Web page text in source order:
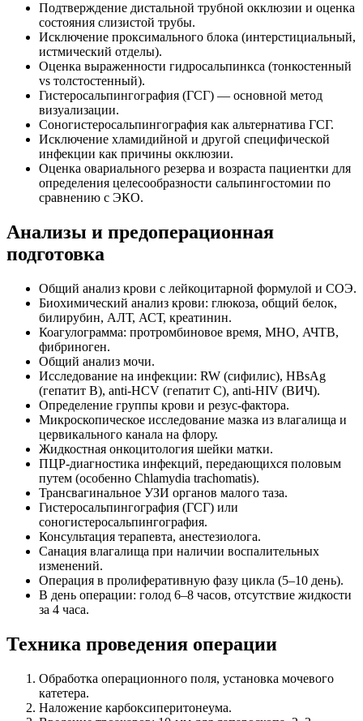
Подтверждение дистальной трубной окклюзии и оценка
состояния слизистой трубы.
Исключение проксимального блока (интерстициальный,
истмический отделы).
Оценка выраженности гидросальпинкса (тонкостенный
vs толстостенный).
Гистеросальпингография (ГСГ) — основной метод
визуализации.
Соногистеросальпингография как альтернатива ГСГ.
Исключение хламидийной и другой специфической
инфекции как причины окклюзии.
Оценка овариального резерва и возраста пациентки для
определения целесообразности сальпингостомии по
сравнению с ЭКО.
Анализы и предоперационная
подготовка
Общий анализ крови с лейкоцитарной формулой и СОЭ.
Биохимический анализ крови: глюкоза, общий белок,
билирубин, АЛТ, АСТ, креатинин.
Коагулограмма: протромбиновое время, МНО, АЧТВ,
фибриноген.
Общий анализ мочи.
Исследование на инфекции: RW (сифилис), HBsAg
(гепатит В), anti-HCV (гепатит С), anti-HIV (ВИЧ).
Определение группы крови и резус-фактора.
Микроскопическое исследование мазка из влагалища и
цервикального канала на флору.
Жидкостная онкоцитология шейки матки.
ПЦР-диагностика инфекций, передающихся половым
путем (особенно Chlamydia trachomatis).
Трансвагинальное УЗИ органов малого таза.
Гистеросальпингография (ГСГ) или
соногистеросальпингография.
Консультация терапевта, анестезиолога.
Санация влагалища при наличии воспалительных
изменений.
Операция в пролиферативную фазу цикла (5–10 день).
В день операции: голод 6–8 часов, отсутствие жидкости
за 4 часа.
Техника проведения операции
Обработка операционного поля, установка мочевого
катетера.
Наложение карбоксиперитонеума.